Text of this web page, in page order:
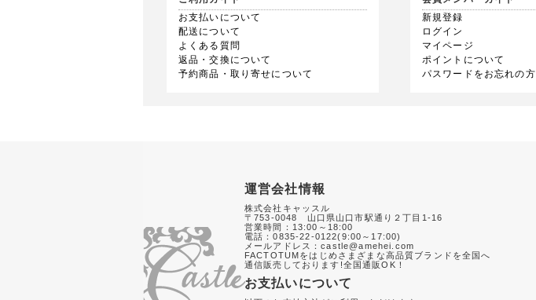
お支払いについて
配送について
よくある質問
返品・交換について
予約商品・取り寄せについて
新規登録
ログイン
マイページ
ポイントについて
パスワードをお忘れの方
運営会社情報
株式会社キャッスル
〒753-0048 山口県山口市駅通り２丁目1-16
営業時間：13:00～18:00
電話：0835-22-0122(9:00～17:00)
メールアドレス：castle@amehei.com
FACTOTUMをはじめさまざまな高品質ブランドを全国へ
通信販売しております!全国通販OK！
お支払いについて